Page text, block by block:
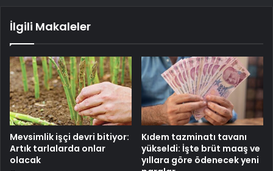
İlgili Makaleler
Mevsimlik işçi devri bitiyor:
Artık tarlalarda onlar
olacak
Kıdem tazminatı tavanı
yükseldi: İşte brüt maaş ve
yıllara göre ödenecek yeni